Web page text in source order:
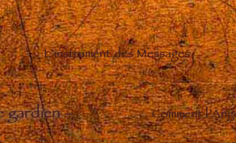
L’instrument des Messages
gardien– Comment